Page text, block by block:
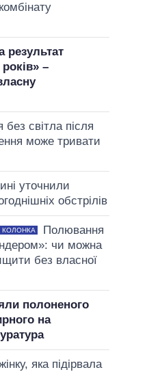
результат
–
світла після
може тривати
уточнили
обстрілів
КОЛОНКА
Полювання
чи можна
без власної
полоненого
на
яка підірвала